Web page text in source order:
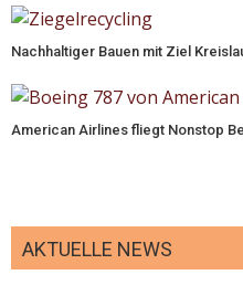
Nachhaltiger Bauen mit Ziel
American Airlines fliegt Nonstop
AKTUELLE NEWS